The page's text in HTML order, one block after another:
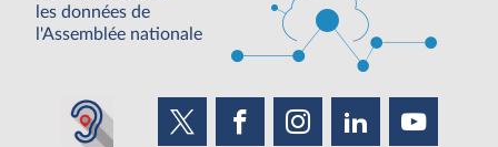
les données de
l'Assemblée nationale